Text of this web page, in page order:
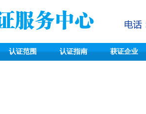
认证范围 认证指南 获证企业